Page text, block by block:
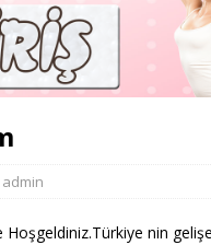
admin
nin